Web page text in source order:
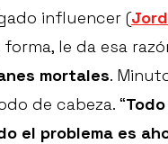
influencer (
le da esa
mortales.
de cabeza. “
el problema es